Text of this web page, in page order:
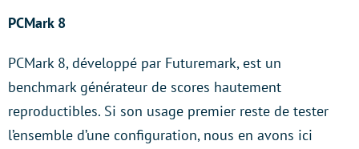
PCMark 8
PCMark 8, développé par Futuremark, est un
benchmark générateur de scores hautement
reproductibles. Si son usage premier reste de tester
l’ensemble d’une configuration, nous en avons ici